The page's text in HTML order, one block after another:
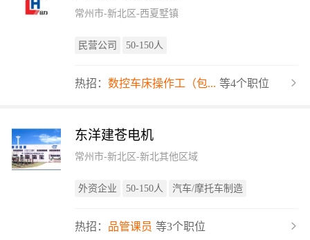
常州市-新北区-西夏墅镇
民营公司 50-150人
热招： 数控车床操作工（包... 等4个职位
东洋建苍电机
常州市-新北区-新北其他区域
外资企业 50-150人 汽车/摩托车制造
热招： 品管课员 等3个职位